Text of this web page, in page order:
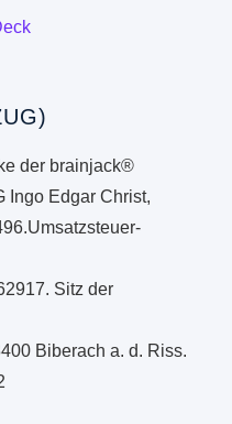
der brainjack®
Ingo Edgar Christ,
Sitz der
Biberach a. d. Riss.